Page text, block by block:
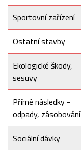
Sportovní zařízení
Ostatní stavby
Ekologické škody,
sesuvy
Přímé následky -
odpady, zásobování
Sociální dávky